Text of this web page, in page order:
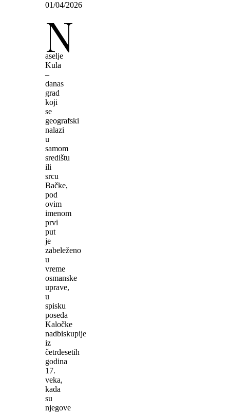
01/04/2026
N
aselje
Kula
–
danas
grad
koji
se
geografski
nalazi
u
samom
središtu
ili
srcu
Bačke,
pod
ovim
imenom
prvi
put
je
zabeleženo
u
vreme
osmanske
uprave,
u
spisku
poseda
Kaločke
nadbiskupije
iz
četrdesetih
godina
17.
veka,
kada
su
njegove